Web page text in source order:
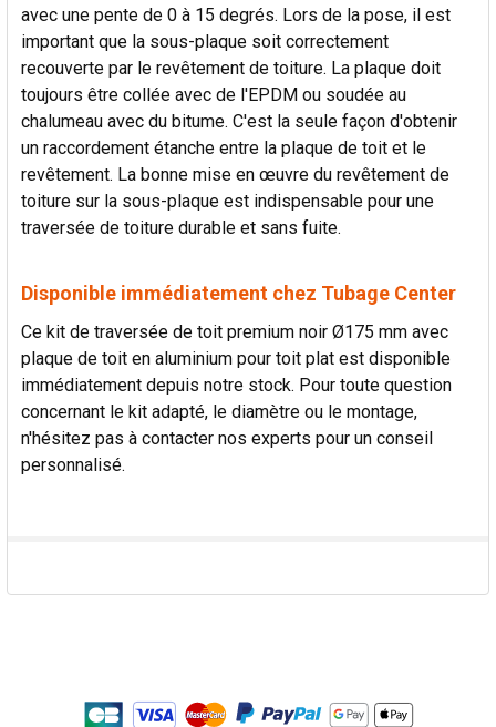
avec une pente de 0 à 15 degrés. Lors de la pose, il est
important que la sous-plaque soit correctement
recouverte par le revêtement de toiture. La plaque doit
toujours être collée avec de l'EPDM ou soudée au
chalumeau avec du bitume. C'est la seule façon d'obtenir
un raccordement étanche entre la plaque de toit et le
revêtement. La bonne mise en œuvre du revêtement de
toiture sur la sous-plaque est indispensable pour une
traversée de toiture durable et sans fuite.
Disponible immédiatement chez Tubage Center
Ce kit de traversée de toit premium noir Ø175 mm avec
plaque de toit en aluminium pour toit plat est disponible
immédiatement depuis notre stock. Pour toute question
concernant le kit adapté, le diamètre ou le montage,
n'hésitez pas à contacter nos experts pour un conseil
personnalisé.